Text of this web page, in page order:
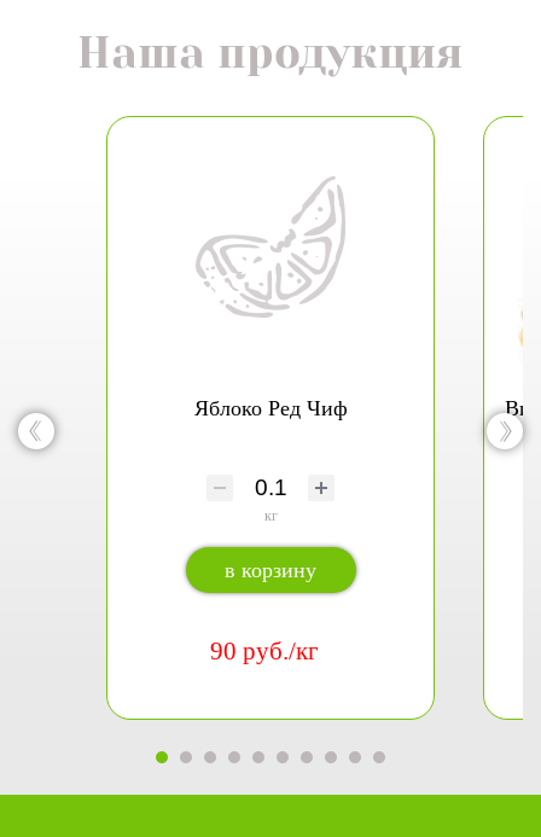
Наша продукция
Яблоко Ред Чиф
кг
в корзину
90 руб./кг